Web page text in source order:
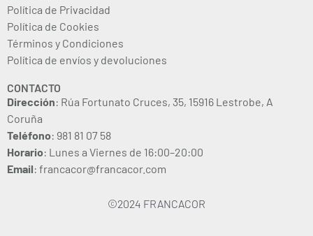
Política de Privacidad
Política de Cookies
Términos y Condiciones
Política de envíos y devoluciones
CONTACTO
Dirección: Rúa Fortunato Cruces, 35, 15916 Lestrobe, A
Coruña
Teléfono: 981 81 07 58
Horario: Lunes a Viernes de 16:00–20:00
Email: francacor@francacor.com
©2024 FRANCACOR